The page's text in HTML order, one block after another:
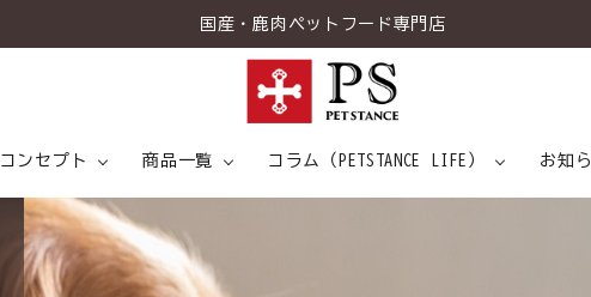
国産・鹿肉ペットフード専門店
会社情報
コンセプト
ペットスタンスについて
商品一覧
ドッグスタンス
コラム（PETSTANCE LIFE） お知